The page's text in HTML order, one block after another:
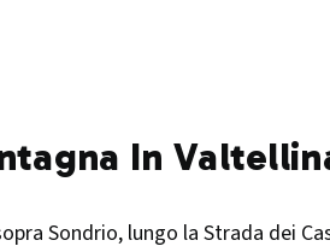
In
Sondrio, lungo la Strada dei